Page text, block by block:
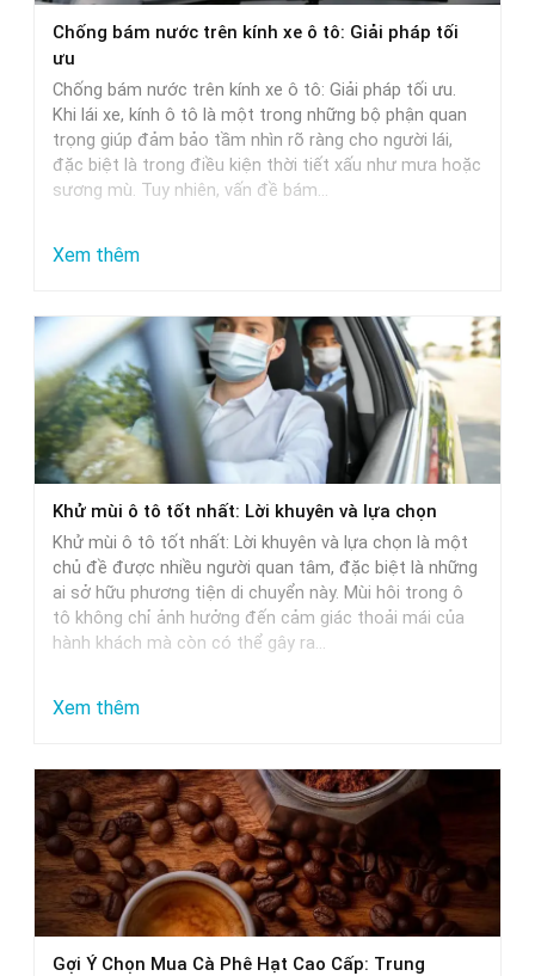
Xe
Phù
Nhất
Chống bám nước trên kính xe ô tô: Giải pháp tối
ưu
Chống bám nước trên kính xe ô tô: Giải pháp tối ưu.
Khi lái xe, kính ô tô là một trong những bộ phận quan
trọng giúp đảm bảo tầm nhìn rõ ràng cho người lái,
đặc biệt là trong điều kiện thời tiết xấu như mưa hoặc
sương mù. Tuy nhiên, vấn đề bám…
Xem thêm:
bám
nước
trên
kính
xe
ô
tô:
Giải
pháp
tối
ưu
Khử mùi ô tô tốt nhất: Lời khuyên và lựa chọn
Khử mùi ô tô tốt nhất: Lời khuyên và lựa chọn là một
chủ đề được nhiều người quan tâm, đặc biệt là những
ai sở hữu phương tiện di chuyển này. Mùi hôi trong ô
tô không chỉ ảnh hưởng đến cảm giác thoải mái của
hành khách mà còn có thể gây ra…
Xem thêm:
mùi
ô
tô
tốt
nhất:
Lời
Gợi Ý Chọn Mua Cà Phê Hạt Cao Cấp: Trung